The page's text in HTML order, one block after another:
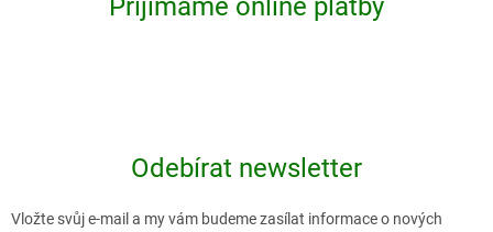
Přijímáme online platby
Odebírat newsletter
Vložte svůj e-mail a my vám budeme zasílat informace o nových